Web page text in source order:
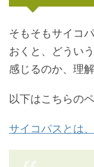
そもそもサイコ
おくと、どうい
感じるのか、理
以下はこちらの
サイコパスとは